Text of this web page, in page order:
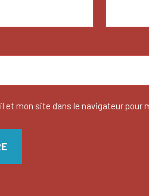
et mon site dans le navigateur pour